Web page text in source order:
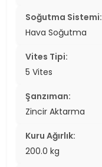
Soğutma Sistemi:
Hava Soğutma
Vites Tipi:
5 Vites
Şanzıman:
Zincir Aktarma
Kuru Ağırlık:
200.0 kg